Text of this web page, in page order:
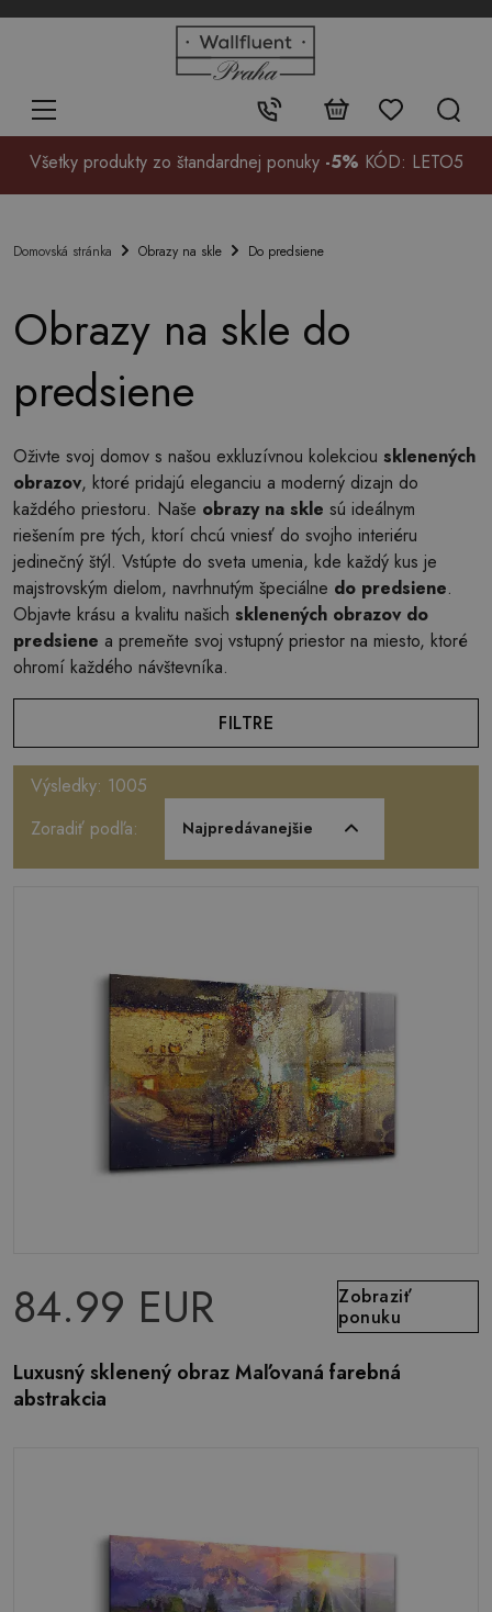
Kontakt:
+48
99
Všetky produkty zo štandardnej ponuky -5% KÓD: LETO5
Domovská stránka Obrazy na skle Do predsiene
Obrazy na skle do
predsiene
Oživte svoj domov s našou exkluzívnou kolekciou sklenených
obrazov, ktoré pridajú eleganciu a moderný dizajn do
každého priestoru. Naše obrazy na skle sú ideálnym
riešením pre tých, ktorí chcú vniesť do svojho interiéru
jedinečný štýl. Vstúpte do sveta umenia, kde každý kus je
majstrovským dielom, navrhnutým špeciálne do predsiene.
Objavte krásu a kvalitu našich sklenených obrazov do
predsiene a premeňte svoj vstupný priestor na miesto, ktoré
ohromí každého návštevníka.
FILTRE
Výsledky: 1005
Zoradiť podľa:
Najpredávanejšie
84.99 EUR
Zobraziť
ponuku
Luxusný sklenený obraz Maľovaná farebná
abstrakcia